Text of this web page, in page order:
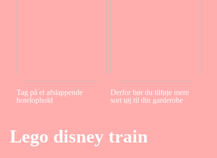
Tag på et afslappende
hotelophold
Derfor bør du tilføje mere
sort tøj til din garderobe
Lego disney train